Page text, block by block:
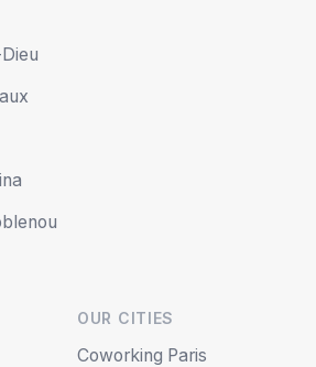
OUR CITIES
Coworking Paris